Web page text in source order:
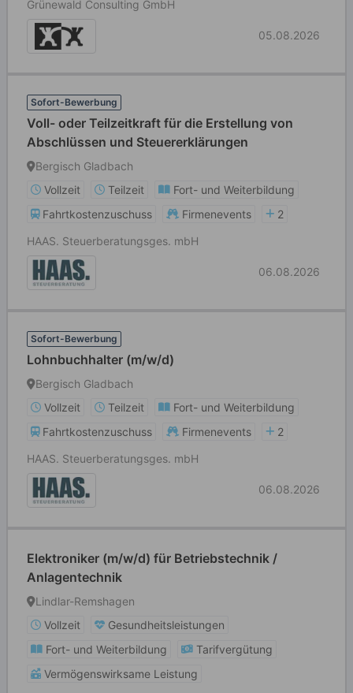
Grünewald Consulting GmbH
05.08.2026
Sofort-Bewerbung
Voll- oder Teilzeitkraft für die Erstellung von
Abschlüssen und Steuererklärungen
Bergisch Gladbach
Vollzeit
Teilzeit
Fort- und Weiterbildung
Fahrtkostenzuschuss
Firmenevents
2
HAAS. Steuerberatungsges. mbH
06.08.2026
Sofort-Bewerbung
Lohnbuchhalter (m/w/d)
Bergisch Gladbach
Vollzeit
Teilzeit
Fort- und Weiterbildung
Fahrtkostenzuschuss
Firmenevents
2
HAAS. Steuerberatungsges. mbH
06.08.2026
Elektroniker (m/w/d) für Betriebstechnik /
Anlagentechnik
Lindlar-Remshagen
Vollzeit
Gesundheitsleistungen
Fort- und Weiterbildung
Tarifvergütung
Vermögenswirksame Leistung